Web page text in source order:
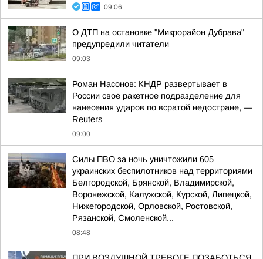
09:06
О ДТП на остановке "Микрорайон Дубрава"
предупредили читатели
09:03
Роман Насонов: КНДР развертывает в
России своё ракетное подразделение для
нанесения ударов по всратой недостране, —
Reuters
09:00
Силы ПВО за ночь уничтожили 605
украинских беспилотников над территориями
Белгородской, Брянской, Владимирской,
Воронежской, Калужской, Курской, Липецкой,
Нижегородской, Орловской, Ростовской,
Рязанской, Смоленской...
08:48